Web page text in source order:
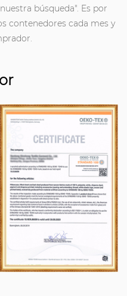
búsqueda". Es por
contenedores cada mes y